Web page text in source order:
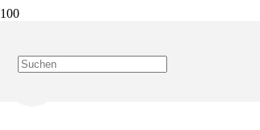
Juniorwahl zur Bundestagswahl 2025